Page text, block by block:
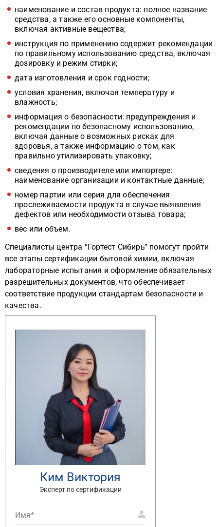
наименование и состав продукта: полное название
средства, а также его основные компоненты,
включая активные вещества;
инструкция по применению содержит рекомендации
по правильному использованию средства, включая
дозировку и режим стирки;
дата изготовления и срок годности;
условия хранения, включая температуру и
влажность;
информация о безопасности: предупреждения и
рекомендации по безопасному использованию,
включая данные о возможных рисках для
здоровья, а также информацию о том, как
правильно утилизировать упаковку;
сведения о производителе или импортере:
наименование организации и контактные данные;
номер партии или серия для обеспечения
прослеживаемости продукта в случае выявления
дефектов или необходимости отзыва товара;
вес или объем.
Специалисты центра “Гортест Сибирь” помогут пройти
все этапы сертификации бытовой химии, включая
лабораторные испытания и оформление обязательных
разрешительных документов, что обеспечивает
соответствие продукции стандартам безопасности и
качества.
Ким Виктория
Эксперт по сертификации